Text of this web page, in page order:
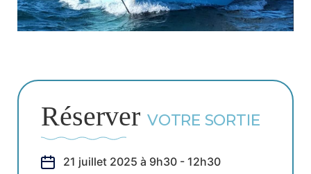
Réserver VOTRE SORTIE
21 juillet 2025 à 9h30 - 12h30